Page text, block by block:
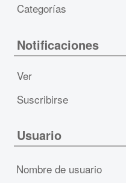
Categorías
Notificaciones
Ver
Suscribirse
Usuario
Nombre de usuario